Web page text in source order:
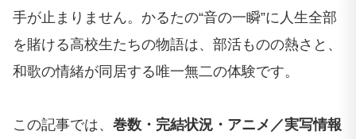
手が止まりません。かるたの“音の一瞬”に人生全部
を賭ける高校生たちの物語は、部活ものの熱さと、
和歌の情緒が同居する唯一無二の体験です。
この記事では、 巻数・完結状況・アニメ／実写情報